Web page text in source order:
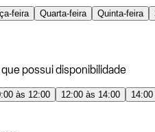
feira Quarta-feira Quinta-feira
possui disponibilidade
às 12:00 12:00 às 14:00